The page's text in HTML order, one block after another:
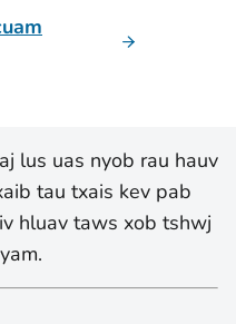
lus uas nyob rau hauv
tau txais kev pab
hluav taws xob tshwj